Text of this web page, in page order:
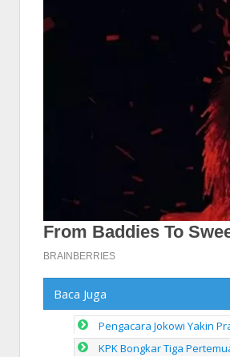
Baca Juga
Pengacara Jokowi Yakin
KPK Bongkar Tiga